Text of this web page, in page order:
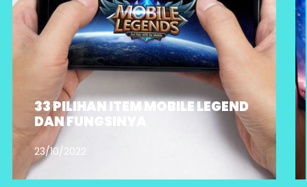
33 PILIHAN ITEM MOBILE LEGEND
DAN FUNGSINYA
23/10/2022